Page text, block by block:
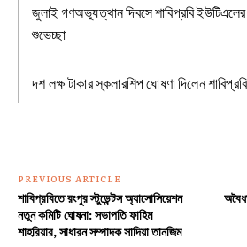
জুলাই গণঅভ্যুত্থান দিবসে শাবিপ্রবি
শুভেচ্ছা
দশ লক্ষ টাকার স্কলারশিপ ঘোষণা দিলেন
PREVIOUS ARTICLE
শাবিপ্রবিতে রংপুর স্টুডেন্টস অ্যাসোসিয়েশন
নতুন কমিটি ঘোষনা: সভাপতি ফাহিম
শাহরিয়ার, সাধারন সম্পাদক সাদিয়া তানজিম